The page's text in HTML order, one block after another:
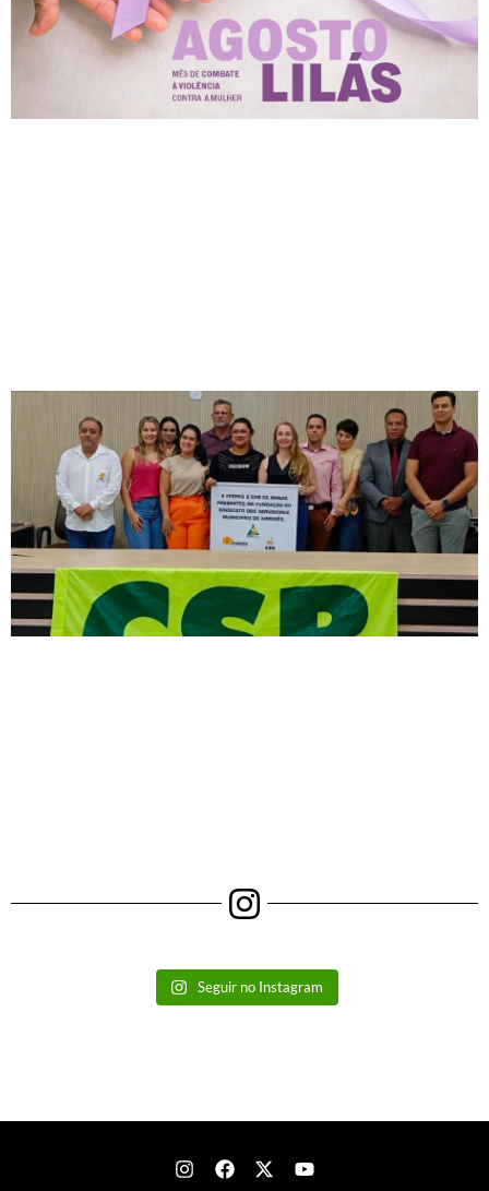
Seguir no Instagram